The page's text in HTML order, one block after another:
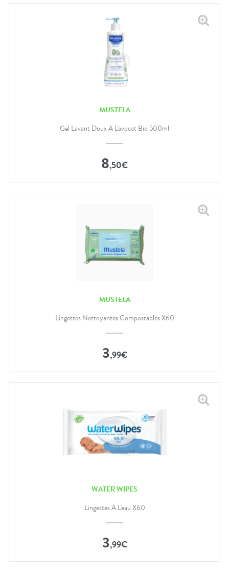
MUSTELA
Gel Lavant Doux À L'avocat Bio 500ml
8,50€
MUSTELA
Lingettes Nettoyantes Compostables X60
3,99€
WATER WIPES
Lingettes À L'eau X60
3,99€